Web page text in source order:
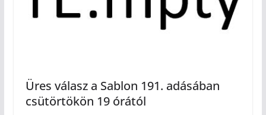
Üres válasz a Sablon 191. adásában
csütörtökön 19 órától